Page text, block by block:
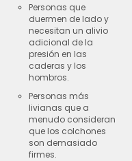
Personas que
duermen de lado y
necesitan un alivio
adicional de la
presión en las
caderas y los
hombros.
Personas más
livianas que a
menudo consideran
que los colchones
son demasiado
firmes.